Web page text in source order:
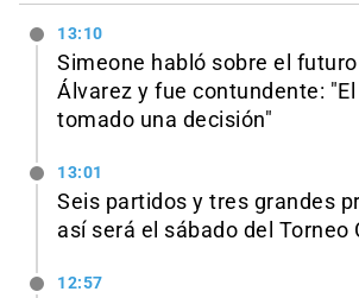
13:10
Simeone habló sobre el
Álvarez y fue contundente:
tomado una decisión"
13:01
Seis partidos y tres grandes
así será el sábado del Torneo
12:57